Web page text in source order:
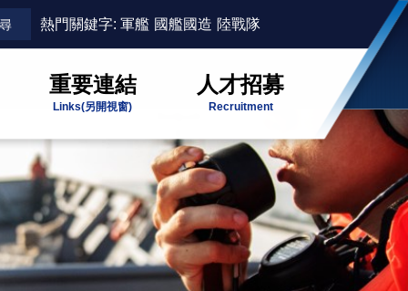
熱門關鍵字: 軍艦 國艦國造 陸戰隊
重要連結
Links(另開視窗)
人才招募
Recruitment